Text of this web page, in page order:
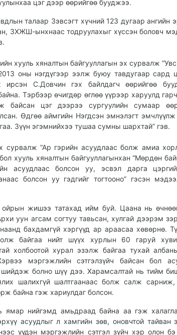
цэг дээр өөрийгөө бууджээ.
талаар Зэвсэгт хүчний 123 дугаар ангийн
ЗХЖШ-ынхнаас тодруулахыг хүссэн боловч
хууль хяналтын байгууллагын эх сурвалж
оны нэгдүгээр ээлж буюу тавдугаар сард
ирсэн С.Довчин гэх байлдагч өөрийгөө
Тэрбээр өчигдөр өглөө үүрээр харуулд
байсан цэг дээрээ сургуулийн сумаар
Өдгөө аймгийн Нэгдсэн эмнэлэгт эмчлүүлж
Зүүн эгэмнийхээ тушаа сумны шархтай” гэв.
сурвалж “Ар гэрийн асуудлаас болж амиа
хууль хяналтын байгууллагынхан “Мөрдөн
асуудлаас болсон уу, эсвэл дарга
болсон уу гэдгийг тогтооно” гэсэн
ойрын жишээ татахад ийм буй. Цаана нь
уун агсам согтуу тавьсан, хулгай дээрэм
бахдамгүй хэргүүд ар араасаа хөвөрнө.
байгаа нийт шүүх хурлын 60 гаруй
холбоотой хурал эзэлж байгаа тухай
мэргэжлийн сэтгэлзүйч байсан бол
шийдэж болно шүү дээ. Харамсалтай нь тийм
шалихгүй шалтгаанаас болж салж
байна гэж хариулдаг болсон.
ямар нийгэмд амьдраад байна аа гэж
асуудлыг л хамгийн зөв, оновчтой тайван
үүдэн мэргэжлийн сэтгэл зүйч хэр олон бэ